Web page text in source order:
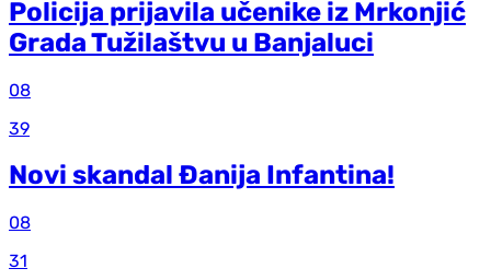
Policija prijavila učenike iz Mrkonjić
Grada Tužilaštvu u Banjaluci
08
39
Novi skandal Đanija Infantina!
08
31